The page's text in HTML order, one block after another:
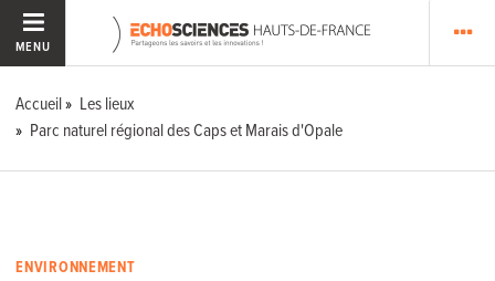
MENU
Accueil
Les lieux
Parc naturel régional des Caps et Marais d'Opale
ENVIRONNEMENT